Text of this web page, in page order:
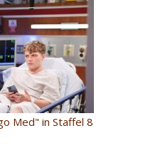
Med" in Staffel 8